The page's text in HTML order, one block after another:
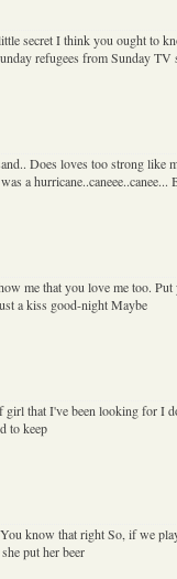
secret I think you ought to
refugees from Sunday TV
Does loves too strong like
a hurricane..caneee..canee...
me that you love me too.
a kiss good-night Maybe
girl that I've been looking for I
to keep
know that right So, if we
put her beer